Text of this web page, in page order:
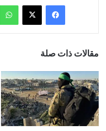
فيسبوك ‫X
مقالات ذات صلة